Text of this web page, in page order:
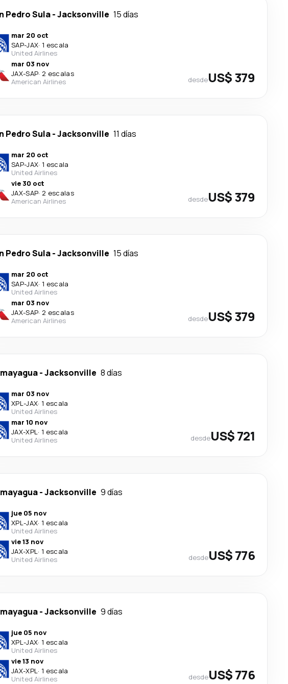
Pedro Sula-Jacksonville 15 días
mar 20 oct
SAP-JAX· 1 escala
United Airlines
mar 03 nov
JAX-SAP· 2 escalas
American Airlines
desdeUS$ 379
Pedro Sula-Jacksonville 11 días
mar 20 oct
SAP-JAX· 1 escala
United Airlines
vie 30 oct
JAX-SAP· 2 escalas
American Airlines
desdeUS$ 379
Pedro Sula-Jacksonville 15 días
mar 20 oct
SAP-JAX· 1 escala
United Airlines
mar 03 nov
JAX-SAP· 2 escalas
American Airlines
desdeUS$ 379
-Jacksonville 8 días
mar 03 nov
XPL-JAX· 1 escala
United Airlines
mar 10 nov
JAX-XPL· 1 escala
United Airlines
desdeUS$ 721
-Jacksonville 9 días
jue 05 nov
XPL-JAX· 1 escala
United Airlines
vie 13 nov
JAX-XPL· 1 escala
United Airlines
desdeUS$ 776
-Jacksonville 9 días
jue 05 nov
XPL-JAX· 1 escala
United Airlines
vie 13 nov
JAX-XPL· 1 escala
United Airlines
desdeUS$ 776